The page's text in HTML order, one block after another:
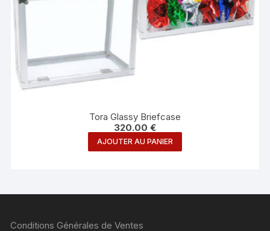
Tora Glassy Briefcase
320.00 €
AJOUTER AU PANIER
Conditions Générales de Ventes